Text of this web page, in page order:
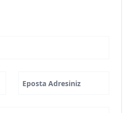
Eposta Adresiniz